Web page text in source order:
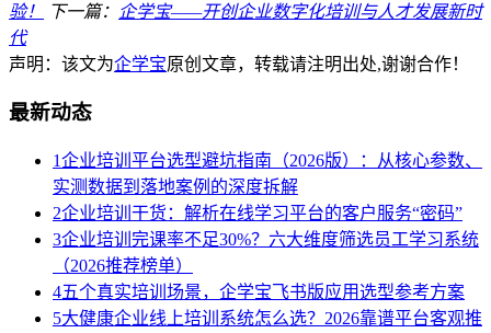
验！
下一篇： 企学宝——开创企业数字化培训与人才发展新时
代
声明：该文为企学宝原创文章，转载请注明出处,谢谢合作！
最新动态
1企业培训平台选型避坑指南（2026版）：从核心参数、
实测数据到落地案例的深度拆解
2企业培训干货：解析在线学习平台的客户服务“密码”
3企业培训完课率不足30%？六大维度筛选员工学习系统
（2026推荐榜单）
4五个真实培训场景，企学宝飞书版应用选型参考方案
5大健康企业线上培训系统怎么选？2026靠谱平台客观推